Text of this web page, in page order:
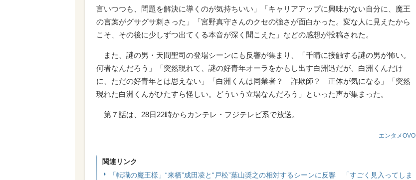
言いつつも、問題を解決に導くのが気持ちいい」「キャリアアップに興味がない自分に、魔王
の言葉がグサグサ刺さった」「宮野真守さんのクセの強さが面白かった。変な人に見えたから
こそ、その後に少しずつ出てくる本音が深く聞こえた」などの感想が投稿された。
また、謎の男・天間聖司の登場シーンにも反響が集まり、「千晴に接触する謎の男が怖い。
何者なんだろう」「突然現れて、謎の好青年オーラをかもし出す白洲迅だが、白洲くんだけ
に、ただの好青年とは思えない」「白洲くんは同業者？ 詐欺師？ 正体が気になる」「突然
現れた白洲くんがひたすら怪しい。どういう立場なんだろう」といった声が集まった。
第７話は、28日22時からカンテレ・フジテレビ系で放送。
エンタメOVO
関連リンク
「転職の魔王様」“来栖”成田凌と“戸松”葉山奨之の相対するシーンに反響 「すごく見入ってしま